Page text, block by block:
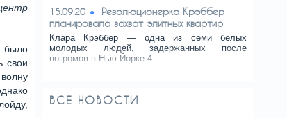
было
свои
15.09.20
Революционерка Крэббер
планировала захват элитных квартир
Клара Крэббер — одна из семи белых
молодых людей, задержанных после
погромов в Нью-Йорке 4…
ВСЕ НОВОСТИ